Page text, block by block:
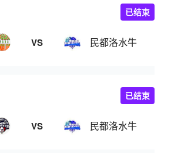
VS 民都洛水牛
已结束
VS 民都洛水牛
已结束